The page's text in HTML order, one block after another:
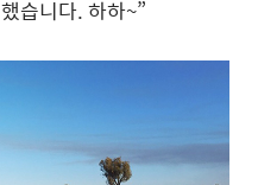
습니다. 하하~”